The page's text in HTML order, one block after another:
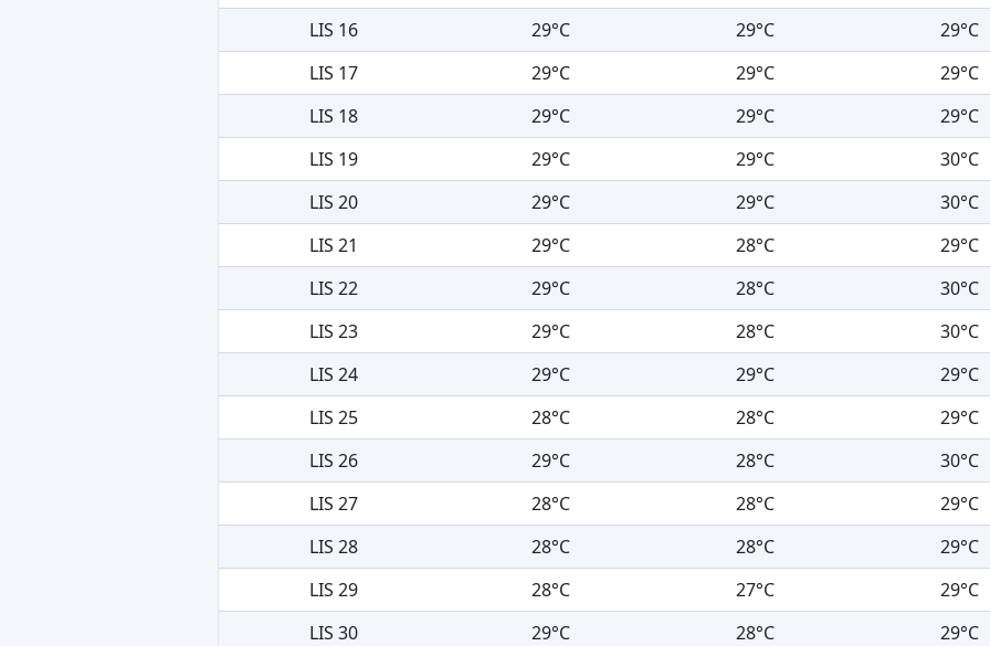
LIS 16
29°C 29°C
29°C
LIS 17
29°C 29°C
29°C
LIS 18
29°C 29°C
29°C
LIS 19
29°C 29°C
30°C
LIS 20
29°C 29°C
30°C
LIS 21
29°C 28°C
29°C
LIS 22
29°C 28°C
30°C
LIS 23
29°C 28°C
30°C
LIS 24
29°C 29°C
29°C
LIS 25
28°C 28°C
29°C
LIS 26
29°C 28°C
30°C
LIS 27
28°C 28°C
29°C
LIS 28
28°C 28°C
29°C
LIS 29
28°C 27°C
29°C
LIS 30
29°C 28°C 29°C